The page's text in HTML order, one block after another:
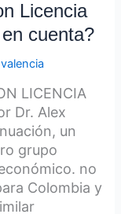
Licencia
cuenta?
LICENCIA
Dr. Alex
un
grupo
no
Colombia y